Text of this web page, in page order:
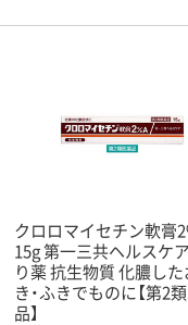
クロロマイセチン軟膏
15g 第一三共ヘルスケ
り薬 抗生物質 化膿した
き・ふきでものに【第2
品】